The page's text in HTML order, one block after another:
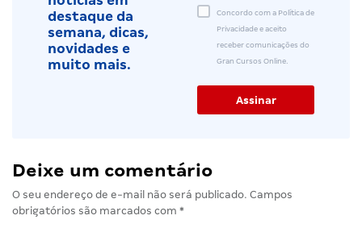
destaque da
semana, dicas,
novidades e
muito mais.
Concordo com a Política de
Privacidade e aceito
receber comunicações do
Gran Cursos Online.
Deixe um comentário
O seu endereço de e-mail não será publicado. Campos
obrigatórios são marcados com *